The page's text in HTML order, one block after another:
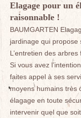
Elagage pour un
raisonnable !
BAUMGARTEN
jardinage qui propose
L’entretien des
Si vous avez
faites appel à ses
moyens humains très
élagage en toute
intervenir quel que